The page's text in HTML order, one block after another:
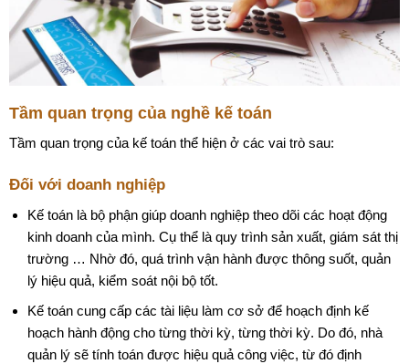
Tầm quan trọng của nghề kế toán
Tầm quan trọng của kế toán thể hiện ở các vai trò sau:
Đối với doanh nghiệp
Kế toán là bộ phận giúp doanh nghiệp theo dõi các hoạt động
kinh doanh của mình. Cụ thể là quy trình sản xuất, giám sát thị
trường … Nhờ đó, quá trình vận hành được thông suốt, quản
lý hiệu quả, kiểm soát nội bộ tốt.
Kế toán cung cấp các tài liệu làm cơ sở để hoạch định kế
hoạch hành động cho từng thời kỳ, từng thời kỳ. Do đó, nhà
quản lý sẽ tính toán được hiệu quả công việc, từ đó định